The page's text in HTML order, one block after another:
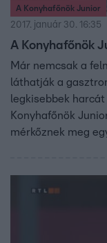
A Konyhafőnök Junior
2017. január 30. 16:35
A Konyhafőnök
Már nemcsak a
láthatják a
legkisebbek
Konyhafőnök
mérkőznek meg
vagyis Fördős